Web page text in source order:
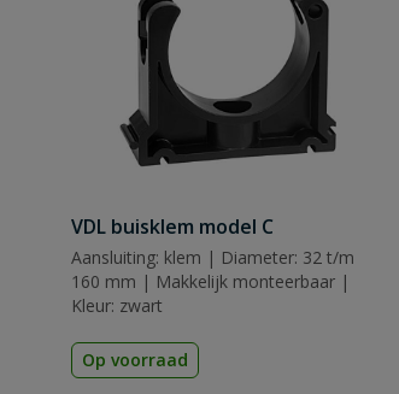
VDL buisklem model C
Aansluiting: klem | Diameter: 32 t/m
160 mm | Makkelijk monteerbaar |
Kleur: zwart
Op voorraad